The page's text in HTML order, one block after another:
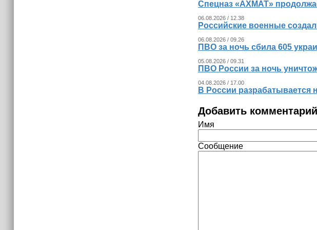
Спецназ «АХМАТ»
06.08.2026 / 12.38
Российские военные
06.08.2026 / 09.26
ПВО за ночь сбила 605
05.08.2026 / 09.31
ПВО России за ночь
04.08.2026 / 17.00
В России
Добавить комментарий
Имя
Сообщение